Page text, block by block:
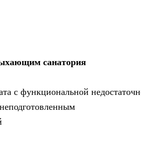
санатория
с функциональной